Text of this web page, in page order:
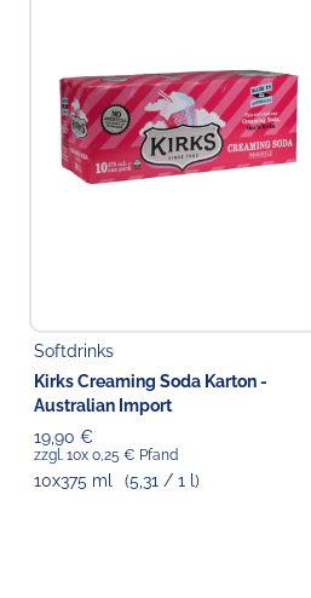
Softdrinks
Kirks Creaming Soda Karton -
Australian Import
19,90 €
zzgl. 10x 0,25 € Pfand
10x375 ml (5,31 / 1 l)